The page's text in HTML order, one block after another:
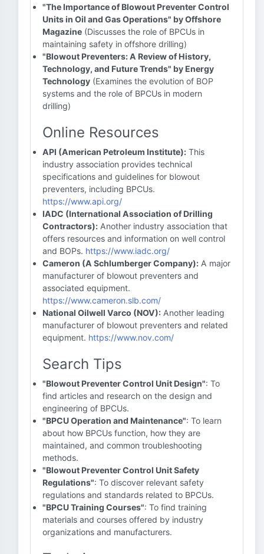
"The Importance of Blowout Preventer Control
Units in Oil and Gas Operations" by Offshore
Magazine (Discusses the role of BPCUs in
maintaining safety in offshore drilling)
"Blowout Preventers: A Review of History,
Technology, and Future Trends" by Energy
Technology (Examines the evolution of BOP
systems and the role of BPCUs in modern
drilling)
Online Resources
API (American Petroleum Institute): This
industry association provides technical
specifications and guidelines for blowout
preventers, including BPCUs.
https://www.api.org/
IADC (International Association of Drilling
Contractors): Another industry association that
offers resources and information on well control
and BOPs. https://www.iadc.org/
Cameron (A Schlumberger Company): A major
manufacturer of blowout preventers and
associated equipment.
https://www.cameron.slb.com/
National Oilwell Varco (NOV): Another leading
manufacturer of blowout preventers and related
equipment. https://www.nov.com/
Search Tips
"Blowout Preventer Control Unit Design": To
find articles and research on the design and
engineering of BPCUs.
"BPCU Operation and Maintenance": To learn
about how BPCUs function, how they are
maintained, and common troubleshooting
methods.
"Blowout Preventer Control Unit Safety
Regulations": To discover relevant safety
regulations and standards related to BPCUs.
"BPCU Training Courses": To find training
materials and courses offered by industry
organizations and manufacturers.